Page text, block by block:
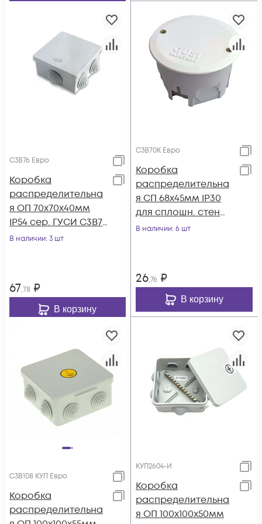
С3В76 Евро
Коробка
распределительна
я ОП 70х70х40мм
IP54 сер. ГУСИ С3В76
Евро
В наличии: 3 шт
67,78 ₽
В корзину
С3В70К Евро
Коробка
распределительна
я СП 68х45мм IP30
для сплошн. стен
кругл. сер. ГУСИ
В наличии: 6 шт
26,76 ₽
В корзину
С3В108 КУП Евро
Коробка
распределительна
КУП2604-И
Коробка
распределительна
я ОП 100х100х50мм